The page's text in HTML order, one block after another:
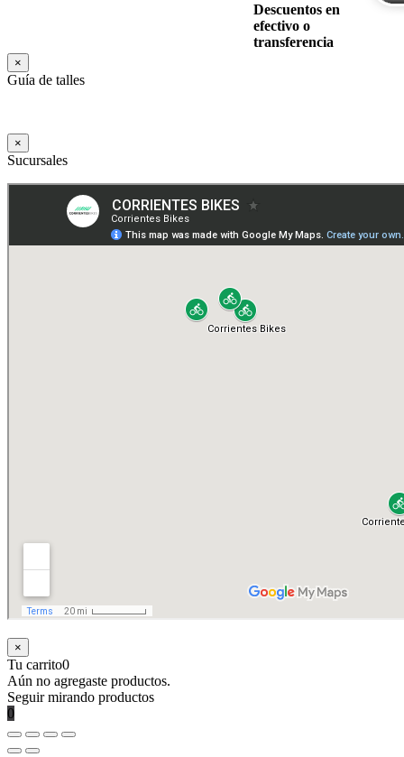
Descuentos en
efectivo o
transferencia
×
Guía de talles
×
Sucursales
×
Tu carrito0
Aún no agregaste productos.
Seguir mirando productos
0